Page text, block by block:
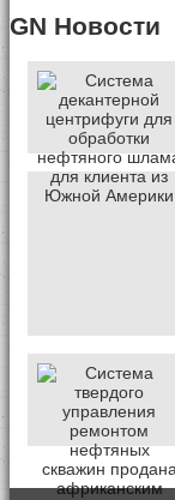
GN Новости